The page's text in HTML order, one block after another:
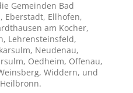
Gemeinden Bad
Eberstadt, Ellhofen,
am Kocher,
Lehrensteinsfeld,
Neudenau,
Oedheim, Offenau,
Widdern, und